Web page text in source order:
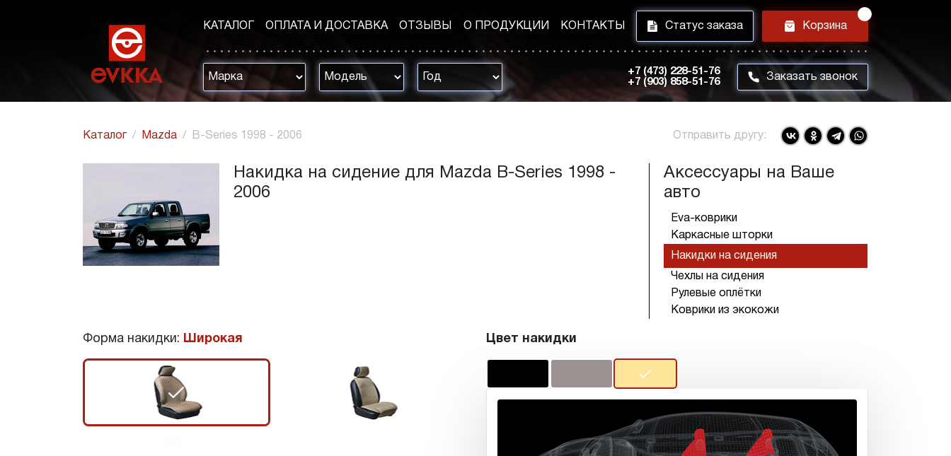
КАТАЛОГ ОПЛАТА И ДОСТАВКА ОТЗЫВЫ О ПРОДУКЦИИ КОНТАКТЫ i Статус заказа h Корзина
+7 (473) 228-51-76
+7 (903) 858-51-76
m Заказать звонок
Каталог Mazda B-Series 1998 - 2006 Отправить другу:
Накидка на сидение для Mazda B-Series 1998 -
2006
Аксессуары на Ваше
авто
Eva-коврики
Каркасные шторки
Накидки на сидения
Чехлы на сидения
Рулевые оплётки
Коврики из экокожи
Форма накидки: Широкая
r
Цвет накидки